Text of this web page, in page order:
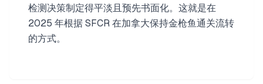
检测决策制定得平淡且预先书面化。这就是在
2025 年根据 SFCR 在加拿大保持金枪鱼通关流转
的方式。